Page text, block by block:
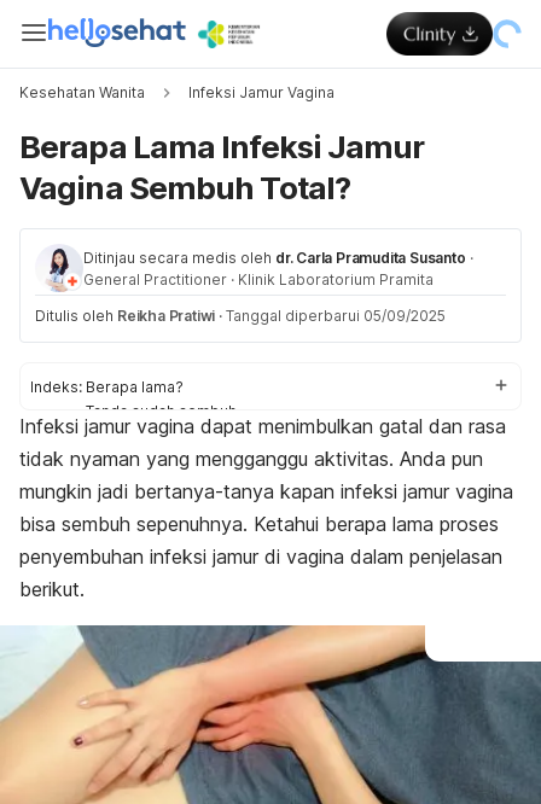
Kesehatan Wanita Infeksi Jamur Vagina
Berapa Lama Infeksi Jamur
Vagina Sembuh Total?
Ditinjau secara medis oleh dr. Carla Pramudita Susanto ·
General Practitioner · Klinik Laboratorium Pramita
Ditulis oleh Reikha Pratiwi · Tanggal diperbarui 05/09/2025
Indeks: Berapa lama?
Tanda sudah sembuh
Perawatan
Infeksi jamur vagina dapat menimbulkan gatal dan rasa
tidak nyaman yang mengganggu aktivitas. Anda pun
mungkin jadi bertanya-tanya kapan infeksi jamur vagina
bisa sembuh sepenuhnya. Ketahui berapa lama proses
penyembuhan infeksi jamur di vagina dalam penjelasan
berikut.